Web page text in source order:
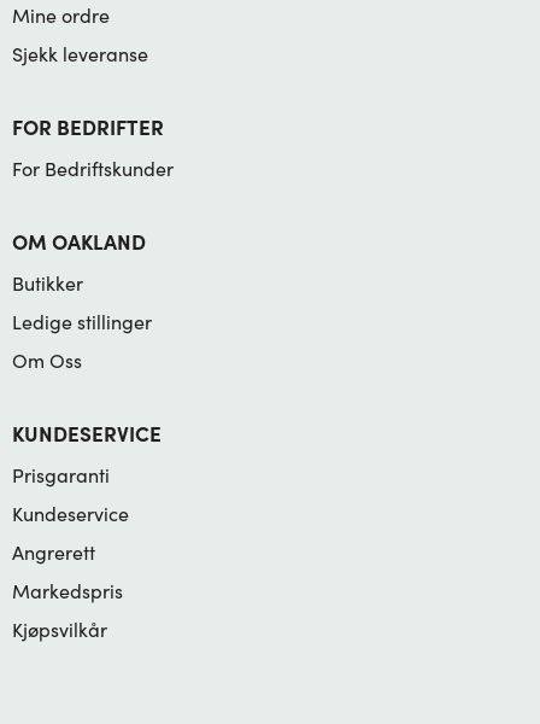
Mine ordre
Sjekk leveranse
FOR BEDRIFTER
For Bedriftskunder
OM OAKLAND
Butikker
Ledige stillinger
Om Oss
KUNDESERVICE
Prisgaranti
Kundeservice
Angrerett
Markedspris
Kjøpsvilkår